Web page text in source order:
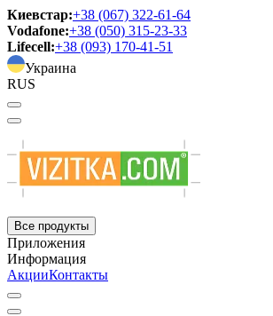
Киевстар:+38 (067) 322-61-64
Vodafone:+38 (050) 315-23-33
Lifecell:+38 (093) 170-41-51
Украина
RUS
Все продукты
Приложения
Информация
АкцииКонтакты